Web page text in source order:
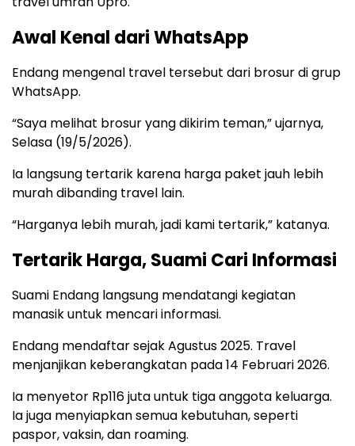
Awal Kenal dari WhatsApp
Endang mengenal travel tersebut dari brosur di grup
WhatsApp.
“Saya melihat brosur yang dikirim teman,” ujarnya,
Selasa (19/5/2026).
Ia langsung tertarik karena harga paket jauh lebih
murah dibanding travel lain.
“Harganya lebih murah, jadi kami tertarik,” katanya.
Tertarik Harga, Suami Cari Informasi
Suami Endang langsung mendatangi kegiatan
manasik untuk mencari informasi.
Endang mendaftar sejak Agustus 2025. Travel
menjanjikan keberangkatan pada 14 Februari 2026.
Ia menyetor Rp116 juta untuk tiga anggota keluarga.
Ia juga menyiapkan semua kebutuhan, seperti
paspor, vaksin, dan roaming.